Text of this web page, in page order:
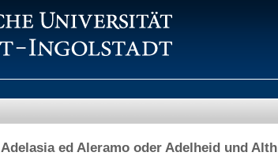
Adelasia ed Aleramo oder Adelheid und